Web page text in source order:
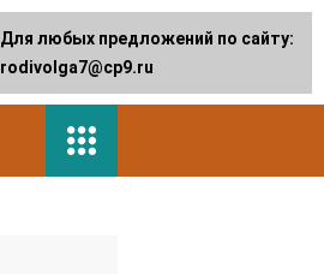
Для любых предложений по сайту:
rodivolga7@cp9.ru